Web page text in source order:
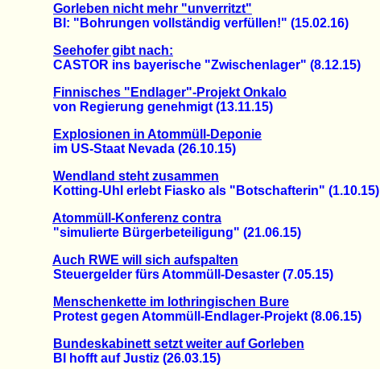
Gorleben nicht mehr "unverritzt"
BI: "Bohrungen vollständig verfüllen!" (15.02.16)
Seehofer gibt nach:
CASTOR ins bayerische "Zwischenlager" (8.12.15)
Finnisches "Endlager"-Projekt Onkalo
von Regierung genehmigt (13.11.15)
Explosionen in Atommüll-Deponie
im US-Staat Nevada (26.10.15)
Wendland steht zusammen
Kotting-Uhl erlebt Fiasko als "Botschafterin" (1.10.15)
Atommüll-Konferenz contra
"simulierte Bürgerbeteiligung" (21.06.15)
Auch RWE will sich aufspalten
Steuergelder fürs Atommüll-Desaster (7.05.15)
Menschenkette im lothringischen Bure
Protest gegen Atommüll-Endlager-Projekt (8.06.15)
Bundeskabinett setzt weiter auf Gorleben
BI hofft auf Justiz (26.03.15)